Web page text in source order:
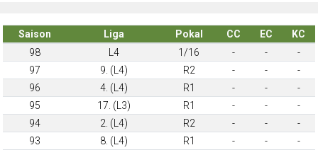
Saison Liga Pokal CC EC
KC
98
L4 1/16 - -
-
97
9. (L4) R2 - -
-
96
4. (L4) R1 - -
-
95
17. (L3) R1 - -
-
94
2. (L4) R2 - -
-
93
8. (L4) R1 - - -